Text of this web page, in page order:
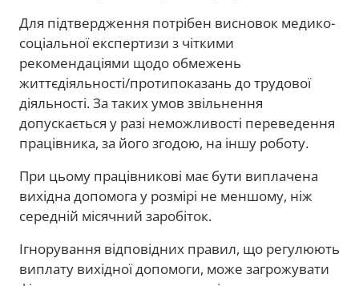
Для підтвердження потрібен висновок медико-
соціальної експертизи з чіткими
рекомендаціями щодо обмежень
життєдіяльності/протипоказань до трудової
діяльності. За таких умов звільнення
допускається у разі неможливості переведення
працівника, за його згодою, на іншу роботу.
При цьому працівникові має бути виплачена
вихідна допомога у розмірі не меншому, ніж
середній місячний заробіток.
Ігнорування відповідних правил, що регулюють
виплату вихідної допомоги, може загрожувати